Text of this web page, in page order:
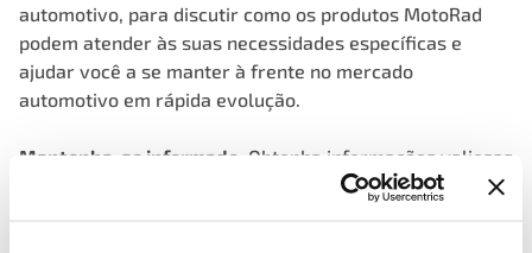
automotivo, para discutir como os produtos MotoRad
podem atender às suas necessidades específicas e
ajudar você a se manter à frente no mercado
automotivo em rápida evolução.
Mantenha-se informado : Obtenha informações valiosas
sobre os últimos avanços da tecnologia automotiva.